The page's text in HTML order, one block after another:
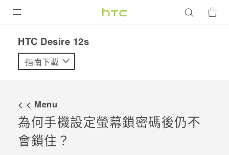
VIVE
配件
VIVERSE
HTC Desire 12s‎
指南下載
< < Menu
為何手機設定螢幕鎖密碼後仍不
會鎖住？